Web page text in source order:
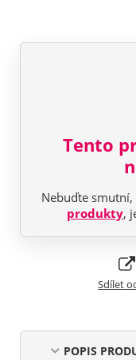
Tento
Nebuďte smutní,
produkty,
Sdílet
POPIS